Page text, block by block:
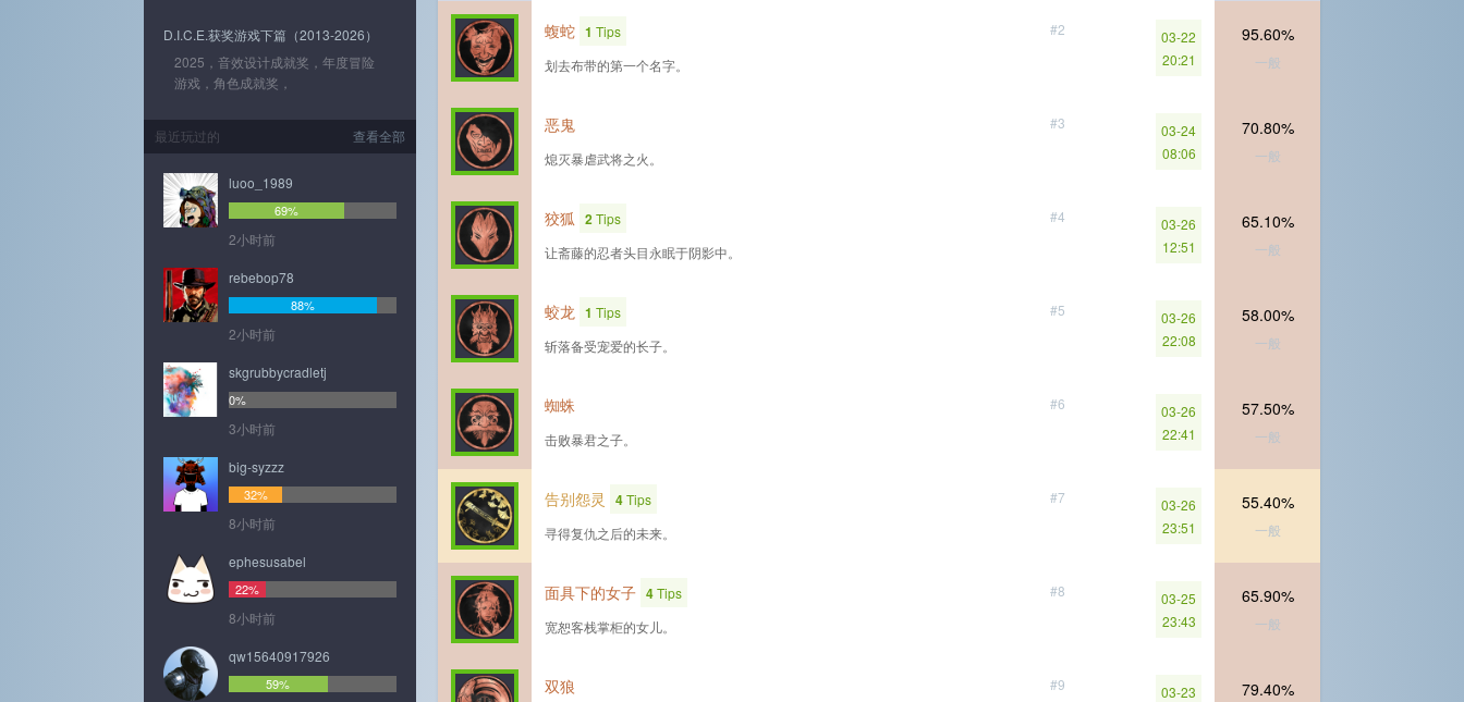
#2
蝮蛇 1 Tips
划去布带的第一个名字。
03-22
20:21
95.60%
一般
#3
恶鬼
熄灭暴虐武将之火。
03-24
08:06
70.80%
一般
#4
狡狐 2Tips
让斋藤的忍者头目永眠于阴影中。
03-26
12:51
65.10%
一般
#5
蛟龙 1 Tips
斩落备受宠爱的长子。
03-26
22:08
58.00%
一般
#6
蜘蛛
击败暴君之子。
03-26
22:41
57.50%
一般
#7
告别怨灵 4Tips
寻得复仇之后的未来。
03-26
23:51
55.40%
一般
#8
面具下的女子 4Tips
宽恕客栈掌柜的女儿。
03-25
23:43
65.90%
一般
#9
双狼
03-23
79.40%
D.I.C.E.获奖游戏下篇（2013-2026）
2025，音效设计成就奖，年度冒险
游戏，角色成就奖，
查看全部
最近玩过的
luoo_1989
69%
2小时前
rebebop78
88%
2小时前
skgrubbycradletj
0%
3小时前
big-syzzz
32%
8小时前
ephesusabel
22%
8小时前
qw15640917926
59%